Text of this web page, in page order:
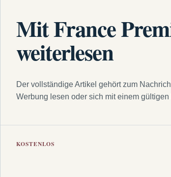
Mit France
weiterlesen
Der vollständige Artikel gehört zum
Werbung lesen oder sich mit einem
KOSTENLOS